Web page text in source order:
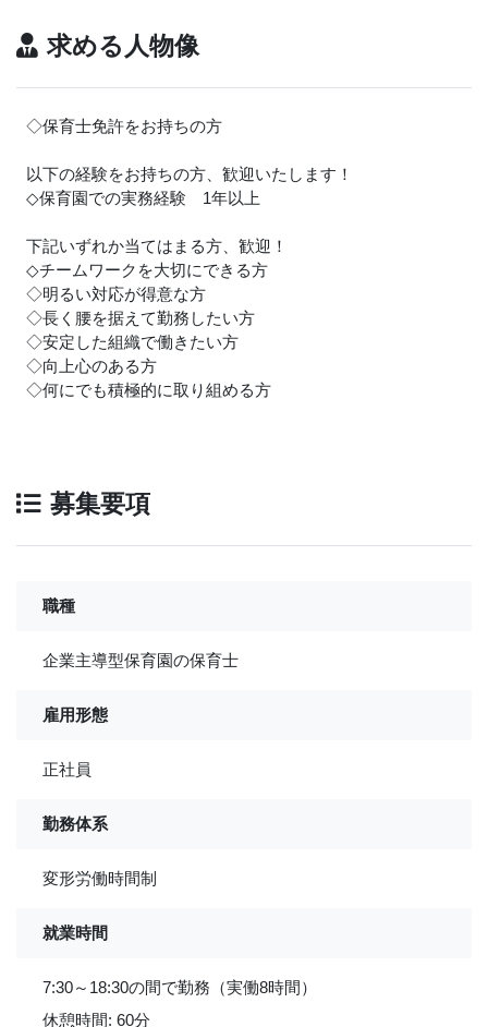
求める人物像
◇保育士免許をお持ちの方
以下の経験をお持ちの方、歓迎いたします！
◇保育園での実務経験 1年以上
下記いずれか当てはまる方、歓迎！
◇チームワークを大切にできる方
◇明るい対応が得意な方
◇長く腰を据えて勤務したい方
◇安定した組織で働きたい方
◇向上心のある方
◇何にでも積極的に取り組める方
募集要項
職種
企業主導型保育園の保育士
雇用形態
正社員
勤務体系
変形労働時間制
就業時間
7:30～18:30の間で勤務（実働8時間）
休憩時間: 60分